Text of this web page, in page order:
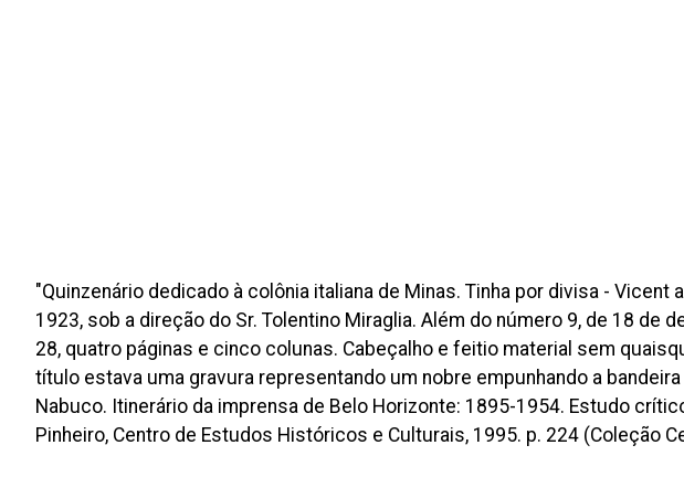
"Quinzenário dedicado à colônia italiana de Minas. Tinha por divisa -
1923, sob a direção do Sr. Tolentino Miraglia. Além do número 9, de 18
28, quatro páginas e cinco colunas. Cabeçalho e feitio material sem
título estava uma gravura representando um nobre empunhando a
Nabuco. Itinerário da imprensa de Belo Horizonte: 1895-1954. Estudo
Pinheiro, Centro de Estudos Históricos e Culturais, 1995. p. 224 (Coleção